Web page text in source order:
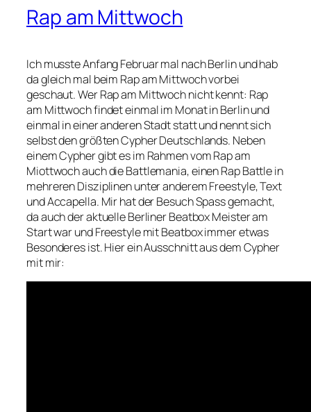
Rap am Mittwoch
Ich musste Anfang Februar mal nach Berlin und hab
da gleich mal beim Rap am Mittwoch vorbei
geschaut. Wer Rap am Mittwoch nicht kennt: Rap
am Mittwoch findet einmal im Monat in Berlin und
einmal in einer anderen Stadt statt und nennt sich
selbst den größten Cypher Deutschlands. Neben
einem Cypher gibt es im Rahmen vom Rap am
Miottwoch auch die Battlemania, einen Rap Battle in
mehreren Disziplinen unter anderem Freestyle, Text
und Accapella. Mir hat der Besuch Spass gemacht,
da auch der aktuelle Berliner Beatbox Meister am
Start war und Freestyle mit Beatbox immer etwas
Besonderes ist. Hier ein Ausschnitt aus dem Cypher
mit mir: